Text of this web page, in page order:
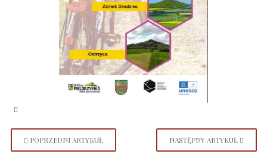
POPRZEDNI ARTYKUŁ NASTĘPNY ARTYKUŁ